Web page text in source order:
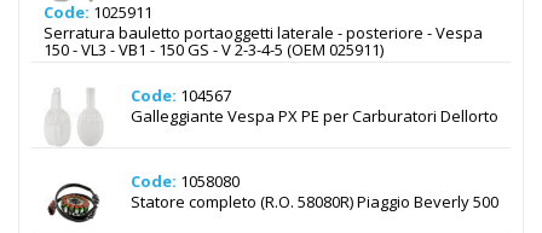
Code: 1025911
Serratura bauletto portaoggetti laterale - posteriore - Vespa
150 - VL3 - VB1 - 150 GS - V 2-3-4-5 (OEM 025911)
Code: 104567
Galleggiante Vespa PX PE per Carburatori Dellorto
Code: 1058080
Statore completo (R.O. 58080R) Piaggio Beverly 500